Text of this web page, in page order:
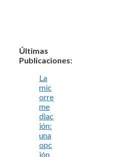
Últimas
Publicaciones:
La
mic
orre
me
diac
ión:
una
opc
ión